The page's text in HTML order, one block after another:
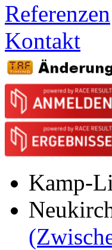
Referenzen
Kontakt
Kamp-